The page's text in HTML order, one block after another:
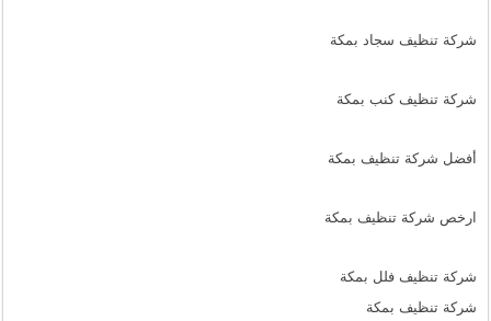
شركة تنظيف سجاد بمكة
شركة تنظيف كنب بمكة
أفضل شركة تنظيف بمكة
ارخص شركة تنظيف بمكة
شركة تنظيف فلل بمكة
شركة تنظيف بمكة